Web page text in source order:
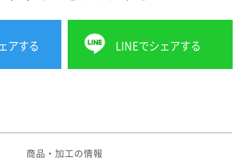
アする LINEでシェアする
商品・加工の情報